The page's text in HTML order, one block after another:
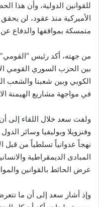
للقوانين الدولية، وأن هذا
الأميركية منذ عقود، لن يحقق
متمسكة بمواقفها والدفاع
من جهته، أكد رئيس “القومي”
بين الحزب السوري القومي
الكوبي وبين شعبنا والشعب
في مواجهة مشاريع الهيمنة
ولفت سعد خلال اللقاء إلى
وفنزويلا وبوليفيا وسائر
نهجاً عدوانياً تسلطياً من قبل
المبادى الديمقراطية
عرض الحائط بالقوانين
وإذ أشار سعد إلى أن ما